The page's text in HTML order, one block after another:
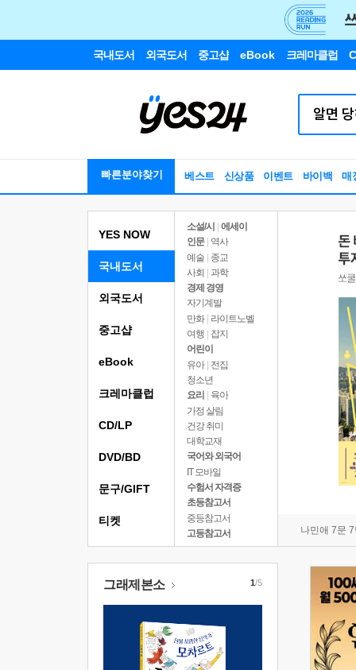
국내도서 외국도서 중고샵 eBook 크레마클럽
빠른분야찾기 베스트 신상품 이벤트 바이백 매
YES NOW
국내도서
소설/시
에세이
인문
역사
예술 | 종교
사회 | 과학
경제 경영
자기계발
만화 | 라이트노벨
여행
잡지
어린이
유아 | 전집
청소년
요리
육아
가정 살림
건강 취미
대학교재
국어와 외국어
IT 모바일
수험서 자격증
초등참고서
중등참고서
고등참고서
나민애 7문
외국도서
중고샵
eBook
크레마클럽
CD/LP
DVD/BD
문구/GIFT
티켓
그래제본소 1/5